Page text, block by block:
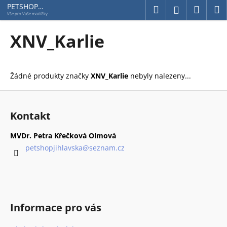
Přejít
na
obsah
PETSHOP
Jihlavská
Vše pro Vaše mazlíčky Hledat Přihlášení
XNV_Karlie
Žádné produkty značky XNV_Karlie nebyly nalezeny...
o
o
p
o
t
ř
e
b
u
t
e
Z
Kontakt
MVDr. Petra Křečková Olmová
petshopjihlavska@seznam.cz
Informace pro vás